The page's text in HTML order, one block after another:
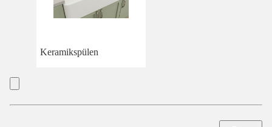
Keramikspülen